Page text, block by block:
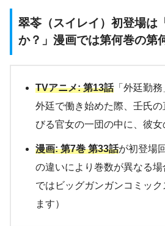
翠苓（スイレイ）初登場は
か？」漫画では第何巻の第
TVアニメ: 第13話「外廷勤
外廷で働き始めた際、壬氏
びる官女の一団の中に、彼女
漫画: 第7巻 第33話が初登場
の違いにより巻数が異なる場
ではビッグガンガンコミッ
ます）